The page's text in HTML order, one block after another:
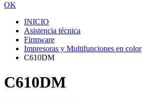
OK
INICIO
Asistencia técnica
Firmware
Impresoras y Multifunciones en color
C610DM
C610DM